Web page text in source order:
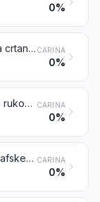
0%
Dječje slikovnice, knjige za crtanje ili bojanje CARINA
0%
Glazbene note, tiskane ili u rukopisu, neovisno jesu li uvezene ili ilustrirane ili ne CARINA
0%
Zemljopisne karte i hidrografske ili slične karte svih vrsta, uključujući atlase, zidne karte, topografske karte i globuse, tiskane CARINA
0%